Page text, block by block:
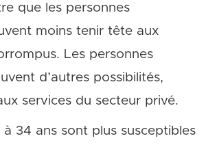
que les personnes
moins tenir tête aux
Les personnes
d’autres possibilités,
services du secteur privé.
à 34 ans sont plus susceptibles